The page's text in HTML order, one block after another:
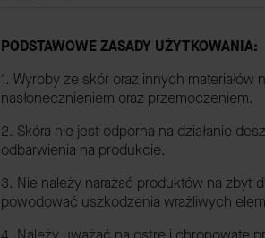
PODSTAWOWE ZASADY UŻYTKOWANIA:
1. Wyroby ze skór oraz innych
nasłonecznieniem oraz przemoczeniem.
2. Skóra nie jest odporna na działanie
odbarwienia na produkcie.
3. Nie należy narażać produktów na zbyt
powodować uszkodzenia wrażliwych